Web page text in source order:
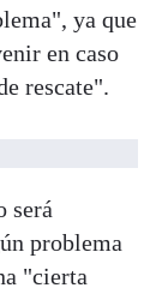
ya que
en caso
rescate".
será
problema
"cierta